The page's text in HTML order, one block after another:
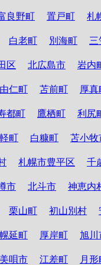
良野町 置戸町 札
白老町 別海町 三
区 北広島市 岩内
由仁町 苫前町 厚真
都町 鷹栖町 利尻
町 白糠町 苫小牧
札幌市豊平区 千
市 北斗市 神恵内
栗山町 初山別村
幌延町 厚岸町 旭川
美唄市 江差町 月形